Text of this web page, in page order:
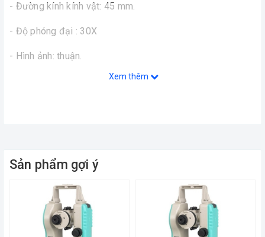
- Đường kính kính vật: 45 mm.
- Độ phóng đại : 30X
- Hình ảnh: thuận.
- Hằng số k (đo khoảng cách): 100.
2. Đo góc:
- Hệ thống đọc: Bàn độ mã vạch quang điện tăng dần
Xem thêm
Sản phẩm gợi ý